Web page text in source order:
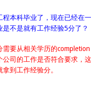
程本科毕业了，现在已经在
不是就有工作经验5分了？
需要从相关学历的
公司的工作是否符合要求，
到工作经验分。